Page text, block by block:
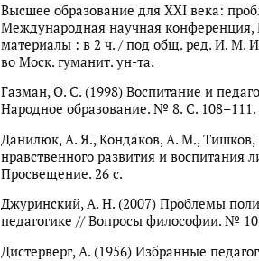
Высшее образование для XXI века:
Международная научная конференция,
материалы : в 2 ч. / под общ. ред. И. М.
во Моск. гуманит. ун-та.
Газман, О. С. (1998) Воспитание и
Народное образование. № 8. С. 108–111.
Данилюк, А. Я., Кондаков, А. М., Тишков,
нравственного развития и воспитания
Просвещение. 26 с.
Джуринский, А. Н. (2007) Проблемы
педагогике // Вопросы философии. №
Дистерверг, А. (1956) Избранные